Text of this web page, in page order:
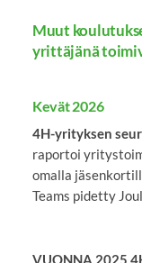
Muut
yrittäjänä
Kevät 2026
4H-yrityksen
raportoi
omalla
Teams pidetty
VUONNA 2025